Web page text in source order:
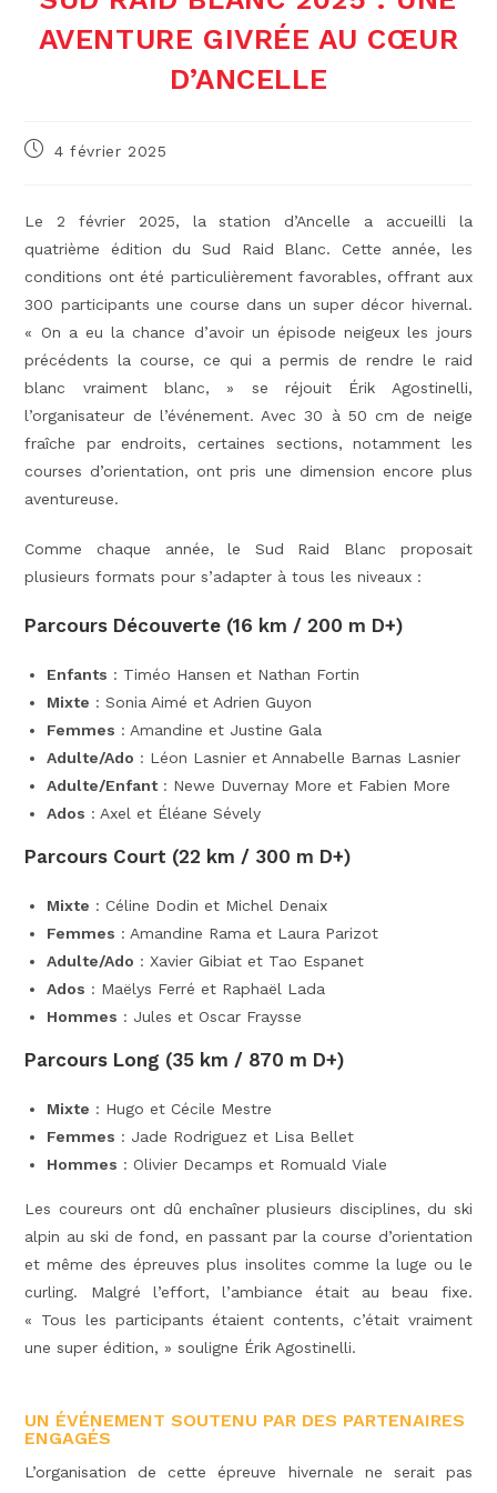
AVENTURE GIVRÉE AU CŒUR
D’ANCELLE
Publication
4 février 2025
Le 2 février 2025, la station d’Ancelle a accueilli la
quatrième édition du Sud Raid Blanc. Cette année, les
conditions ont été particulièrement favorables, offrant aux
300 participants une course dans un super décor hivernal.
« On a eu la chance d’avoir un épisode neigeux les jours
précédents la course, ce qui a permis de rendre le raid
blanc vraiment blanc, » se réjouit Érik Agostinelli,
l’organisateur de l’événement. Avec 30 à 50 cm de neige
fraîche par endroits, certaines sections, notamment les
courses d’orientation, ont pris une dimension encore plus
aventureuse.
Comme chaque année, le Sud Raid Blanc proposait
plusieurs formats pour s’adapter à tous les niveaux :
Parcours Découverte (16 km / 200 m D+)
Enfants : Timéo Hansen et Nathan Fortin
Mixte : Sonia Aimé et Adrien Guyon
Femmes : Amandine et Justine Gala
Adulte/Ado : Léon Lasnier et Annabelle Barnas Lasnier
Adulte/Enfant: Newe Duvernay More et Fabien More
Ados : Axel et Éléane Sévely
Parcours Court (22 km / 300 m D+)
Mixte : Céline Dodin et Michel Denaix
Femmes : Amandine Rama et Laura Parizot
Adulte/Ado : Xavier Gibiat et Tao Espanet
Ados : Maëlys Ferré et Raphaël Lada
Hommes : Jules et Oscar Fraysse
Parcours Long (35 km / 870 m D+)
Mixte : Hugo et Cécile Mestre
Femmes : Jade Rodriguez et Lisa Bellet
Hommes : Olivier Decamps et Romuald Viale
Les coureurs ont dû enchaîner plusieurs disciplines, du ski
alpin au ski de fond, en passant par la course d’orientation
et même des épreuves plus insolites comme la luge ou le
curling. Malgré l’effort, l’ambiance était au beau fixe.
« Tous les participants étaient contents, c’était vraiment
une super édition, » souligne Érik Agostinelli.
UN ÉVÉNEMENT SOUTENU PAR DES PARTENAIRES
ENGAGÉS
L’organisation de cette épreuve hivernale ne serait pas